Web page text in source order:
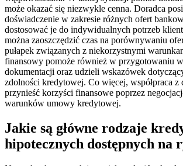
może okazać się niezwykle cenna. Doradca
doświadczenie w zakresie różnych ofert
dostosować je do indywidualnych potrzeb
można zaoszczędzić czas na porównywaniu
pułapek związanych z niekorzystnymi
finansowy pomoże również w przygotowaniu
dokumentacji oraz udzieli wskazówek
zdolności kredytowej. Co więcej, współpraca z
przynieść korzyści finansowe poprzez
warunków umowy kredytowej.
Jakie są główne rodzaje
hipotecznych dostępnych na